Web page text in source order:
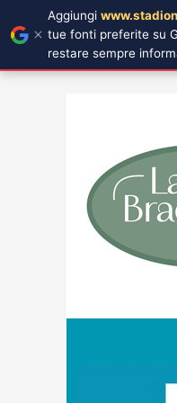
Aggiungi
tue fonti preferite su
restare sempre